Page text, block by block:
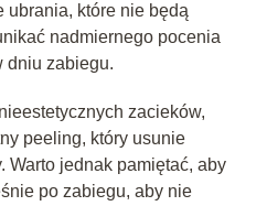
ubrania, które nie będą
nadmiernego pocenia
dniu zabiegu.
zacieków,
peeling, który usunie
Warto jednak pamiętać, aby
po zabiegu, aby nie